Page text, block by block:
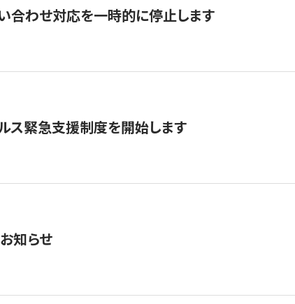
合わせ対応を一時的に停止します
ス緊急支援制度を開始します
知らせ